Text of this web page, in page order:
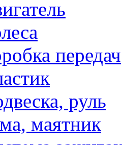
передач
руль
маятник